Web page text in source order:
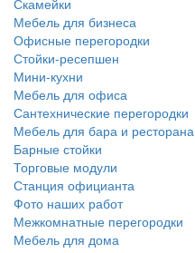
Скамейки
Мебель для бизнеса
Офисные перегородки
Стойки-ресепшен
Мини-кухни
Мебель для офиса
Сантехнические перегородки
Мебель для бара и ресторана
Барные стойки
Торговые модули
Станция официанта
Фото наших работ
Межкомнатные перегородки
Мебель для дома